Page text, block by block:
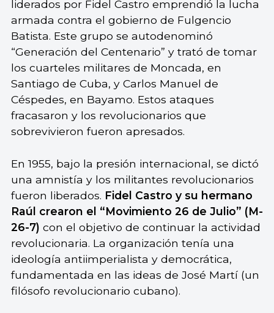
liderados por Fidel Castro emprendió la lucha
armada contra el gobierno de Fulgencio
Batista. Este grupo se autodenominó
“Generación del Centenario” y trató de tomar
los cuarteles militares de Moncada, en
Santiago de Cuba, y Carlos Manuel de
Céspedes, en Bayamo. Estos ataques
fracasaron y los revolucionarios que
sobrevivieron fueron apresados.
En 1955, bajo la presión internacional, se dictó
una amnistía y los militantes revolucionarios
fueron liberados. Fidel Castro y su hermano
Raúl crearon el “Movimiento 26 de Julio” (M-
26-7) con el objetivo de continuar la actividad
revolucionaria. La organización tenía una
ideología antiimperialista y democrática,
fundamentada en las ideas de José Martí (un
filósofo revolucionario cubano).